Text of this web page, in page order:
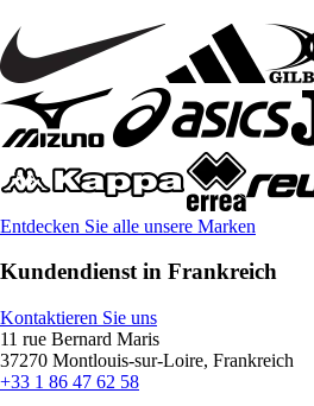
Entdecken Sie alle unsere Marken
Kundendienst in Frankreich
Kontaktieren Sie uns
11 rue Bernard Maris
37270 Montlouis-sur-Loire, Frankreich
+33 1 86 47 62 58